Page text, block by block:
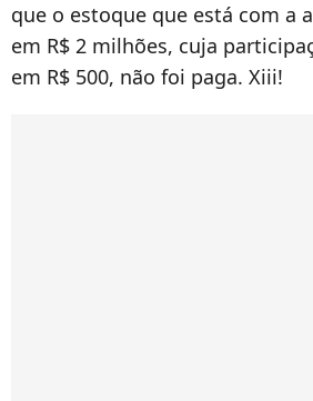
que o estoque que está com a
em R$ 2 milhões, cuja
em R$ 500, não foi paga. Xiii!